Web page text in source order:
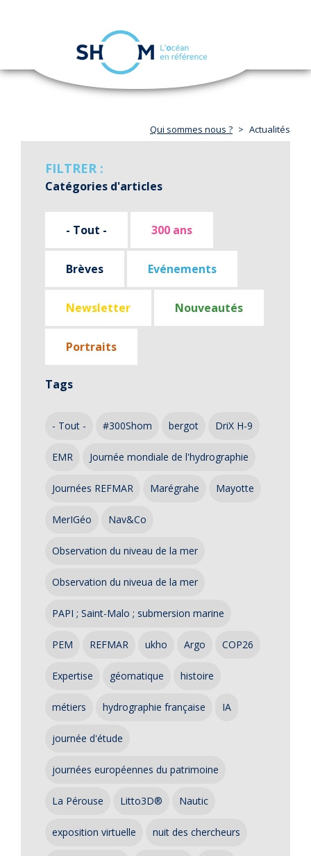
Aller
navigation
Qui sommes nous ? Actualités
FILTRER :
Catégories d'articles
- Tout - 300 ans
Brèves Evénements
Newsletter Nouveautés
Portraits
Tags
- Tout - #300Shom bergot DriX H-9
EMR Journée mondiale de l'hydrographie
Journées REFMAR Marégrahe Mayotte
MerIGéo Nav&Co
Observation du niveau de la mer
Observation du niveua de la mer
PAPI ; Saint-Malo ; submersion marine
PEM REFMAR ukho Argo COP26
Expertise géomatique histoire
métiers hydrographie française IA
journée d'étude
journées européennes du patrimoine
La Pérouse Litto3D® Nautic
exposition virtuelle nuit des chercheurs